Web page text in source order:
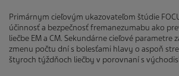
Primárnym cieľovým ukazovateľom štúdie
účinnosť a bezpečnosť fremanezumabu ako
liečbe EM a CM. Sekundárne cieľové parametre
zmenu počtu dní s bolesťami hlavy o aspoň
štyroch týždňoch liečby v porovnaní s